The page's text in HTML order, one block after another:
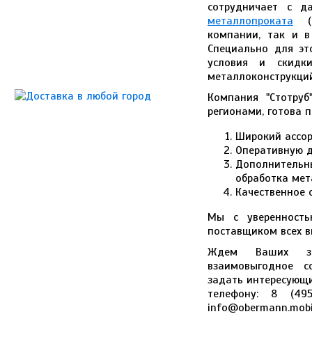
сотрудничает с
металлопроката
компании, так и в
Специально для
условия и
Компания
регионами, готова
Широкий
Оперативную
обработка
Мы с
поставщиком всех
Ждем Ваших
взаимовыгодное
задать
телефону: 8